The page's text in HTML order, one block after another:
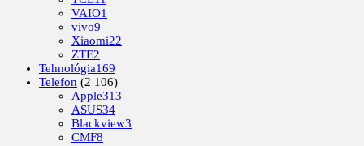
VAIO1
vivo9
Xiaomi22
ZTE2
Tehnológia169
Telefon (2 106)
Apple313
ASUS34
Blackview3
CMF8